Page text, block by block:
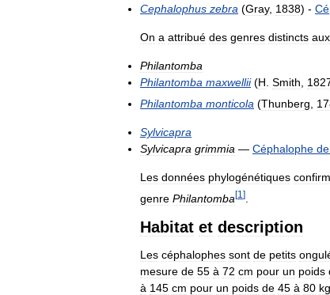
Cephalophus zebra (Gray, 1838) -
On a attribué des genres distincts aux
Philantomba
Philantomba maxwellii(H Smith
Philantomba monticola (Thunberg
Sylvicapra
Sylvicapra grimmia — Céphalophe de
Les données phylogénétiques
genre Philantomba[1 ]
Habitat et description
Les céphalophes sont de petits
mesure de 55 à 72 cm pour un poids
à 145 cm pour un poids de 45 à 80 kg